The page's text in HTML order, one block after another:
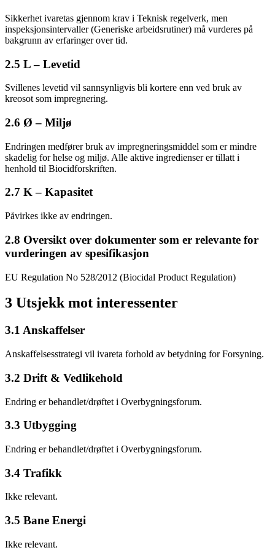
Sikkerhet ivaretas gjennom krav i Teknisk regelverk, men
inspeksjonsintervaller (Generiske arbeidsrutiner) må vurderes på
bakgrunn av erfaringer over tid.
2.5 L – Levetid
Svillenes levetid vil sannsynligvis bli kortere enn ved bruk av
kreosot som impregnering.
2.6 Ø – Miljø
Endringen medfører bruk av impregneringsmiddel som er mindre
skadelig for helse og miljø. Alle aktive ingredienser er tillatt i
henhold til Biocidforskriften.
2.7 K – Kapasitet
Påvirkes ikke av endringen.
2.8 Oversikt over dokumenter som er relevante for
vurderingen av spesifikasjon
EU Regulation No 528/2012 (Biocidal Product Regulation)
3 Utsjekk mot interessenter
3.1 Anskaffelser
Anskaffelsesstrategi vil ivareta forhold av betydning for Forsyning.
3.2 Drift & Vedlikehold
Endring er behandlet/drøftet i Overbygningsforum.
3.3 Utbygging
Endring er behandlet/drøftet i Overbygningsforum.
3.4 Trafikk
Ikke relevant.
3.5 Bane Energi
Ikke relevant.